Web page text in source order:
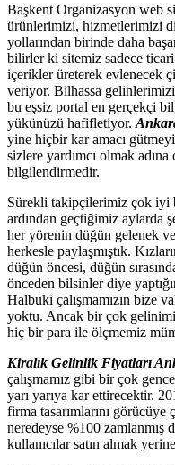
Başkent Organizasyon web
ürünlerimizi, hizmetlerimizi
yollarından birinde daha
bilirler ki sitemiz sadece
içerikler üreterek evlenecek
veriyor. Bilhassa
bu eşsiz portal en gerçekçi
yükünüzü hafifletiyor.
yine hiçbir kar amacı
sizlere yardımcı olmak
bilgilendirmedir.
Sürekli takipçilerimiz çok iyi
ardından geçtiğimiz aylarda
her yörenin düğün gelenek
herkesle paylaşmıştık.
düğün öncesi, düğün
önceden bilsinler diye
Halbuki çalışmamızın bize
yoktu. Ancak bir çok
hiç bir para ile ölçmemiz
Kiralık Gelinlik Fiyatları
çalışmamız gibi bir çok
yarı yarıya kar ettirecektir.
firma tasarımlarını görücüye
neredeyse %100 zamlanmış
kullanıcılar satın almak